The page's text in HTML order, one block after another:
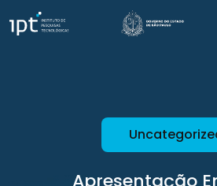
Apresentação